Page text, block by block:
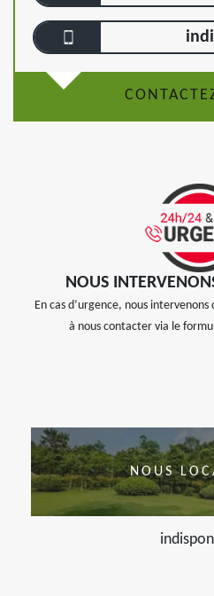
NOUS
En cas d’urgence, nous
à nous contacter via le
NOUS